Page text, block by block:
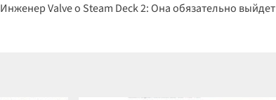
Инженер Valve о Steam Deck 2: Она обязательно выйдет